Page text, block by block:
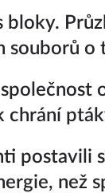
bloky.
souborů o
společnost
chrání
postavili
než